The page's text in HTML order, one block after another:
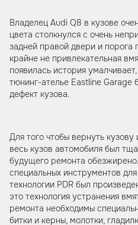
Владелец Audi Q8 в кузове
цвета столкнулся с очень
задней правой двери и порога
крайне не привлекательная
появилась история
тюнинг-ателье Eastline Garage
дефект кузова.
Для того чтобы вернуть
весь кузов автомобиля был
будущего ремонта
специальных инструментов
технологии PDR был
это технология устранения
ремонта необходимы
битки и керны, молотки,